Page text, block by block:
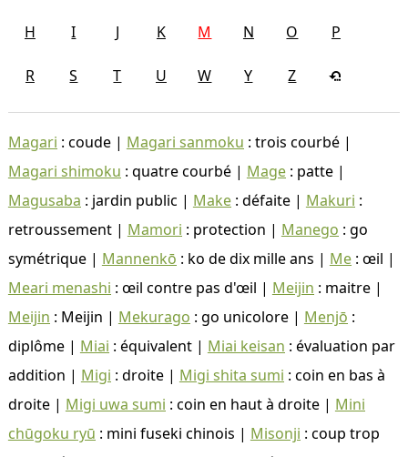
H I J K M N O P
R S T U W Y Z
Magari : coude | Magari sanmoku : trois courbé |
Magari shimoku : quatre courbé | Mage: patte |
Magusaba : jardin public | Make: défaite | Makuri :
retroussement | Mamori : protection | Manego : go
symétrique | Mannenkō : ko de dix mille ans | Me: œil |
Meari menashi : œil contre pas d'œil | Meijin : maitre |
Meijin : Meijin | Mekurago : go unicolore | Menjō :
diplôme | Miai : équivalent | Miai keisan : évaluation par
addition | Migi : droite | Migi shita sumi : coin en bas à
droite | Migi uwa sumi : coin en haut à droite | Mini
chūgoku ryū : mini fuseki chinois | Misonji : coup trop